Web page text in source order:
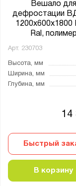
Вешало для
дефростации
1200x600x1800
Ral, полимер
Арт. 230703
Высота, мм
Ширина, мм
Глубина, мм
14
Быстрый
В корзину